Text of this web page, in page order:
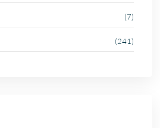
(7)
(241)